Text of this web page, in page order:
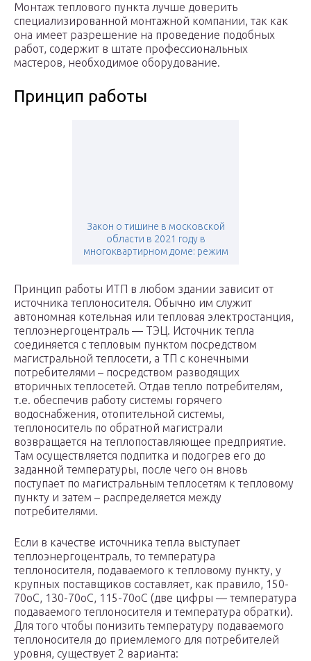
Монтаж теплового пункта лучше доверить
специализированной монтажной компании, так как
она имеет разрешение на проведение подобных
работ, содержит в штате профессиональных
мастеров, необходимое оборудование.
Принцип работы
Закон о тишине в московской
области в 2021 году в
многоквартирном доме: режим
Принцип работы ИТП в любом здании зависит от
источника теплоносителя. Обычно им служит
автономная котельная или тепловая электростанция,
теплоэнергоцентраль — ТЭЦ. Источник тепла
соединяется с тепловым пунктом посредством
магистральной теплосети, а ТП с конечными
потребителями – посредством разводящих
вторичных теплосетей. Отдав тепло потребителям,
т.е. обеспечив работу системы горячего
водоснабжения, отопительной системы,
теплоноситель по обратной магистрали
возвращается на теплопоставляющее предприятие.
Там осуществляется подпитка и подогрев его до
заданной температуры, после чего он вновь
поступает по магистральным теплосетям к тепловому
пункту и затем – распределяется между
потребителями.
Если в качестве источника тепла выступает
теплоэнергоцентраль, то температура
теплоносителя, подаваемого к тепловому пункту, у
крупных поставщиков составляет, как правило, 150-
70oС, 130-70oС, 115-70oС (две цифры — температура
подаваемого теплоносителя и температура обратки).
Для того чтобы понизить температуру подаваемого
теплоносителя до приемлемого для потребителей
уровня, существует 2 варианта: